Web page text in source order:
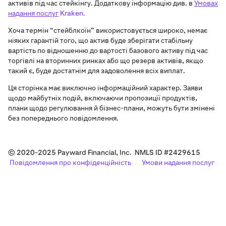
активів під час стейкінгу. Додаткову інформацію див. в Умовах
надання послуг Kraken.
Хоча термін “стейблкоїн” використовується широко, немає
ніяких гарантій того, що актив буде зберігати стабільну
вартість по відношенню до вартості базового активу під час
торгівлі на вторинних ринках або що резерв активів, якщо
такий є, буде достатнім для задоволення всіх виплат.
Ця сторінка має виключно інформаційний характер. Заяви
щодо майбутніх подій, включаючи пропозиції продуктів,
плани щодо регулювання й бізнес-плани, можуть бути змінені
без попереднього повідомлення.
© 2020-2025 Payward Financial, Inc. NMLS ID #2429615
Повідомлення про конфіденційність
Умови надання послуг